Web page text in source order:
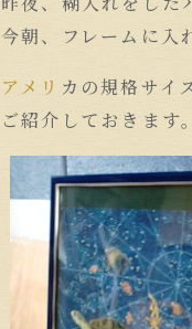
今朝、フレームに入
アメリ カの規格サイ
ご紹介しておきます。